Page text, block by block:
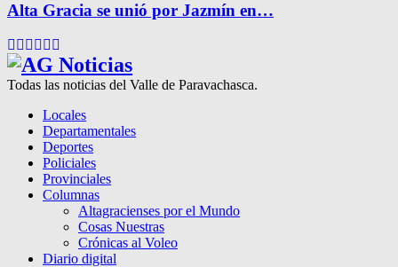
Alta Gracia se unió por Jazmín en…
Facebook
Twitter
Instagram
Pinterest
Google
Todas las noticias del Valle de Paravachasca.
Locales
Departamentales
Deportes
Policiales
Provinciales
Columnas
Altagracienses por el Mundo
Cosas Nuestras
Crónicas al Voleo
Diario digital